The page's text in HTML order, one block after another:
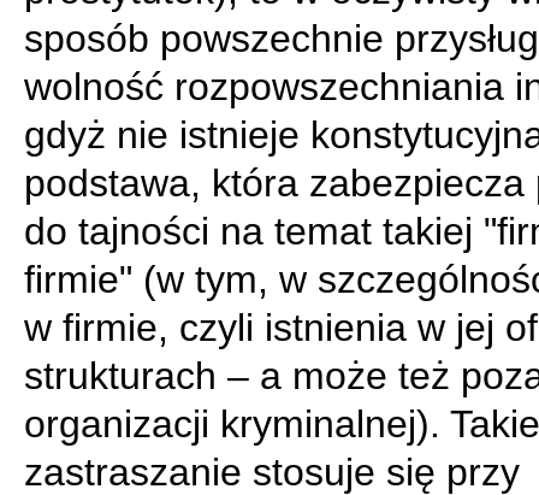
sposób powszechnie
wolność rozpowszechniania
gdyż nie istnieje
podstawa, która zabezpiecza
do tajności na temat takiej
firmie" (w tym, w
w firmie, czyli istnienia w jej
strukturach – a może też
organizacji kryminalnej). Takie
zastraszanie stosuje się przy